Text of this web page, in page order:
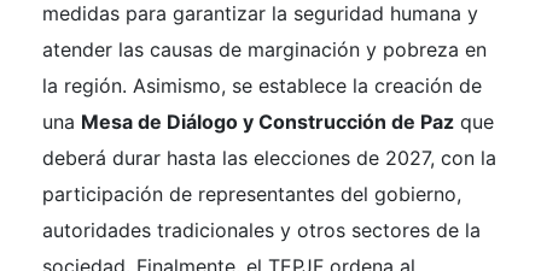
medidas para garantizar la seguridad humana y
atender las causas de marginación y pobreza en
la región. Asimismo, se establece la creación de
una Mesa de Diálogo y Construcción de Paz que
deberá durar hasta las elecciones de 2027, con la
participación de representantes del gobierno,
autoridades tradicionales y otros sectores de la